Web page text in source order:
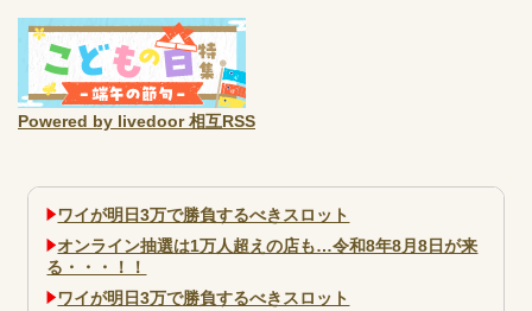
Powered by livedoor 相互RSS
ワイが明日3万で勝負するべきスロット
オンライン抽選は1万人超えの店も…令和8年8月8日が来
る・・・！！
ワイが明日3万で勝負するべきスロット